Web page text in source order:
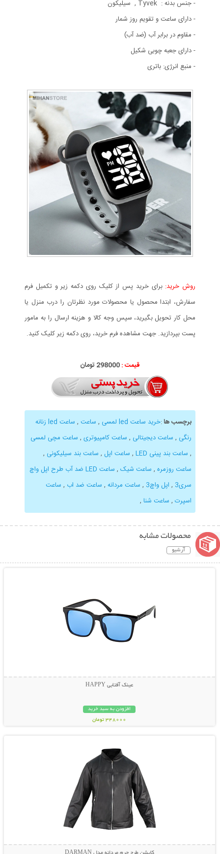
- جنس بدنه : Tyvek , سیلیکون
- دارای ساعت و تقویم روز شمار
- مقاوم در برابر آب (ضد آب)
- دارای جعبه چوبی شکیل
- منبع انرژی: باتری
روش خرید: برای خرید پس از کلیک روی دکمه زیر و تکمیل فرم
سفارش، ابتدا محصول یا محصولات مورد نظرتان را درب منزل یا
محل کار تحویل بگیرید، سپس وجه کالا و هزینه ارسال را به مامور
پست بپردازید. جهت مشاهده فرم خرید، روی دکمه زیر کلیک کنید.
قیمت :298000 تومان
برچسب ها:خرید ساعت led لمسی , ساعت ,
ساعت led زنانه
رنگی , ساعت دیجیتالی , ساعت کامپیوتری , ساعت مچی لمسی
, ساعت بند پینی LED , ساعت اپل , ساعت بند سیلیکونی ,
ساعت روزمره , ساعت شیک ,
ساعت LED ضد آب طرح اپل واچ
سری3 , اپل واچ3 , ساعت مردانه , ساعت ضد اب , ساعت
اسپرت , ساعت شنا ,
محصولات مشابه
آرشیو
عینک آفتابی HAPPY
افزودن به سبد خرید
348000 تومان
نمایش توضیحات بیشتر